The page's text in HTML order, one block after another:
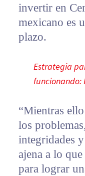
invertir en
mexicano es
plazo.
Estrategia
funcionando:
“Mientras
los
integridades
ajena a lo
para lograr